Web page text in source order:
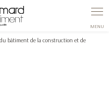
bâtiment de la construction et de